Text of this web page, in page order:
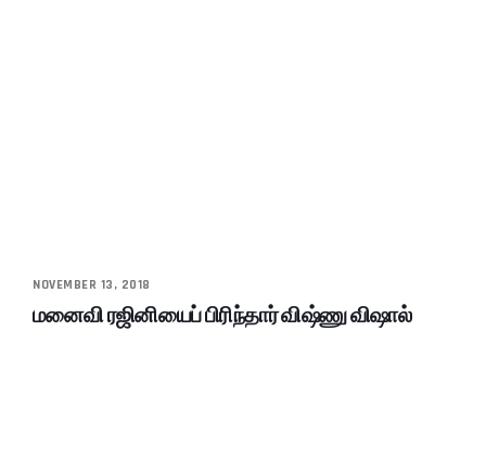
NOVEMBER 13, 2018
மனைவி ரஜினியைப் பிரிந்தார் விஷ்ணு விஷால்